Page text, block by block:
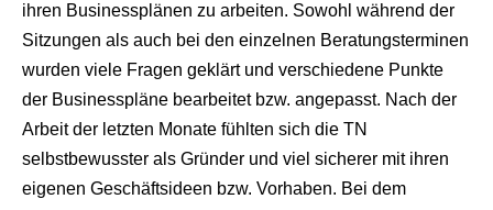
ihren Businessplänen zu arbeiten. Sowohl während der
Sitzungen als auch bei den einzelnen Beratungsterminen
wurden viele Fragen geklärt und verschiedene Punkte
der Businesspläne bearbeitet bzw. angepasst. Nach der
Arbeit der letzten Monate fühlten sich die TN
selbstbewusster als Gründer und viel sicherer mit ihren
eigenen Geschäftsideen bzw. Vorhaben. Bei dem